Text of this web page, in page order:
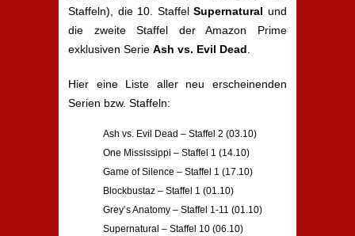
Staffeln), die 10. StaffelSupernatural und
die zweite Staffel der Amazon Prime
exklusiven Serie Ash vs. Evil Dead
Hier eine Liste aller neu erscheinenden
Serien bzw. Staffeln:
Ash vs. Evil Dead – Staffel 2 (03.10)
One Mississippi – Staffel 1 (14.10)
Game of Silence – Staffel 1 (17.10)
Blockbustaz – Staffel 1 (01.10)
Grey’s Anatomy – Staffel 1-11 (01.10)
Supernatural – Staffel 10 (06.10)